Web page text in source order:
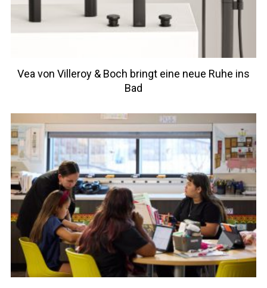
Vea von Villeroy & Boch bringt eine neue Ruhe ins
Bad